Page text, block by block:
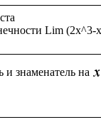
и знаменатель на